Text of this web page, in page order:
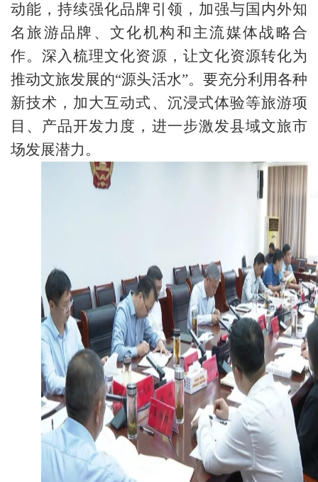
动能，持续强化品牌引领，加强与国内外知
名旅游品牌、文化机构和主流媒体战略合
作。深入梳理文化资源，让文化资源转化为
推动文旅发展的“源头活水”。要充分利用各种
新技术，加大互动式、沉浸式体验等旅游项
目、产品开发力度，进一步激发县域文旅市
场发展潜力。